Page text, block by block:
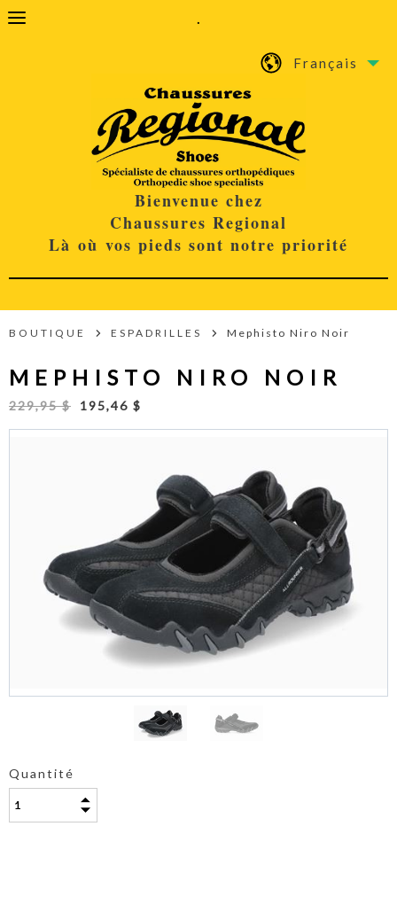
.
Français
Bienvenue chez
Chaussures Regional
Là où vos pieds sont notre priorité
BOUTIQUE ESPADRILLES Mephisto Niro Noir
MEPHISTO NIRO NOIR
229,95 $ 195,46 $
Quantité